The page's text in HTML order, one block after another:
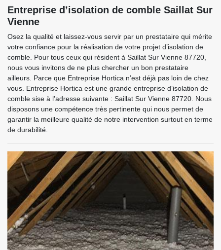
Entreprise d’isolation de comble Saillat Sur
Vienne
Osez la qualité et laissez-vous servir par un prestataire qui mérite
votre confiance pour la réalisation de votre projet d’isolation de
comble. Pour tous ceux qui résident à Saillat Sur Vienne 87720,
nous vous invitons de ne plus chercher un bon prestataire
ailleurs. Parce que Entreprise Hortica n’est déjà pas loin de chez
vous. Entreprise Hortica est une grande entreprise d’isolation de
comble sise à l’adresse suivante : Saillat Sur Vienne 87720. Nous
disposons une compétence très pertinente qui nous permet de
garantir la meilleure qualité de notre intervention surtout en terme
de durabilité.